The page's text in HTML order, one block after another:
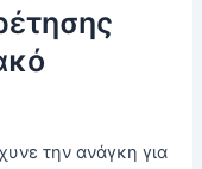
την ανάγκη για